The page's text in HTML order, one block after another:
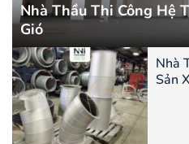
Nhà Thầu Thi Công Hệ
Gió
Nhà
Sản